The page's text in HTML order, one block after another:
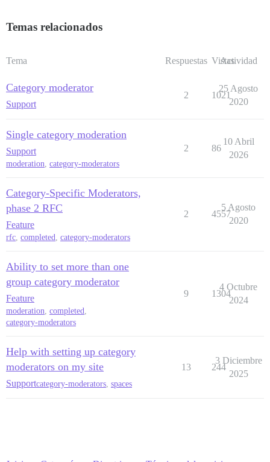
Temas relacionados
Tema Respuestas Vistas
Actividad
Category moderator
Support
2 1021
25 Agosto
2020
Single category moderation
Support
moderation, category-moderators
2 86
10 Abril
2026
Category-Specific Moderators,
phase 2 RFC
Feature
rfc, completed, category-moderators
2 4557
5 Agosto
2020
Ability to set more than one
group category moderator
Feature
moderation, completed,
category-moderators
9 1304
4 Octubre
2024
Help with setting up category
moderators on my site
Supportcategory-moderators spaces
13 244
3 Diciembre
2025